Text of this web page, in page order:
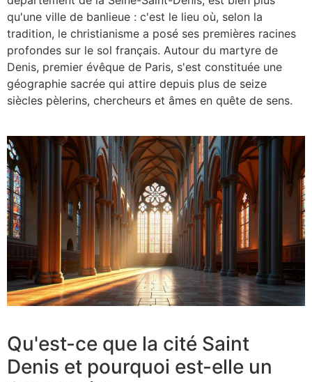
qu'une ville de banlieue : c'est le lieu où, selon la
tradition, le christianisme a posé ses premières racines
profondes sur le sol français. Autour du martyre de
Denis, premier évêque de Paris, s'est constituée une
géographie sacrée qui attire depuis plus de seize
siècles pèlerins, chercheurs et âmes en quête de sens.
Qu'est-ce que la cité Saint
Denis et pourquoi est-elle un